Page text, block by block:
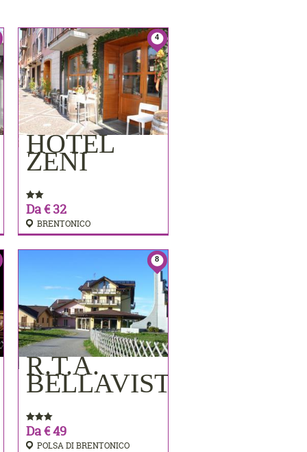
4
HOTEL
ZENI
Da € 32
BRENTONICO
PRENOTA
8
R.T.A.
BELLAVISTA
Da € 49
POLSA DI BRENTONICO
PRENOTA